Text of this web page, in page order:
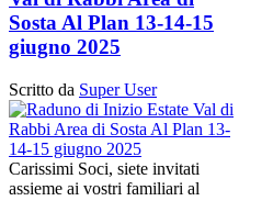
Sosta Al Plan 13-14-15
giugno 2025
Scritto da Super User
Carissimi Soci, siete invitati
assieme ai vostri familiari al